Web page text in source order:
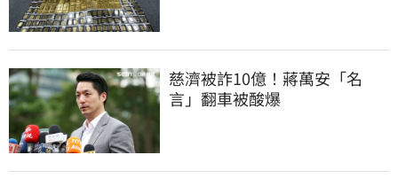
慈濟被詐10億！蔣萬安「名
言」翻車被酸爆